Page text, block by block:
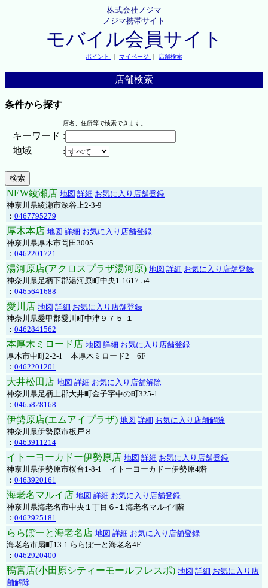
株式会社ノジマ
ノジマ携帯サイト
モバイル会員サイト
ポイント ｜ マイページ ｜ 店舗検索
店舗検索
条件から探す
店名、住所等で検索できます。
キーワード :
地域
:
NEW綾瀬店 地図 詳細 お気に入り店舗登録
神奈川県綾瀬市深谷上2-3-9
： 0467795279
厚木本店 地図 詳細 お気に入り店舗登録
神奈川県厚木市岡田3005
： 0462201721
湯河原店(アクロスプラザ湯河原) 地図 詳細 お気に入り店舗登録
神奈川県足柄下郡湯河原町中央1-1617-54
： 0465641688
愛川店 地図 詳細 お気に入り店舗登録
神奈川県愛甲郡愛川町中津９７５-１
： 0462841562
本厚木ミロード店 地図 詳細 お気に入り店舗登録
厚木市中町2-2-1 本厚木ミロード2 6F
： 0462201201
大井松田店 地図 詳細 お気に入り店舗解除
神奈川県足柄上郡大井町金子字中の町325-1
： 0465828168
伊勢原店(エムアイプラザ) 地図 詳細 お気に入り店舗解除
神奈川県伊勢原市板戸８
： 0463911214
イトーヨーカドー伊勢原店 地図 詳細 お気に入り店舗登録
神奈川県伊勢原市桜台1-8-1 イトーヨーカドー伊勢原4階
： 0463920161
海老名マルイ店 地図 詳細 お気に入り店舗登録
神奈川県海老名市中央１丁目６-１海老名マルイ4階
： 0462925181
ららぽーと海老名店 地図 詳細 お気に入り店舗登録
海老名市扇町13-1 ららぽーと海老名4F
： 0462920400
鴨宮店(小田原シティーモールフレスポ) 地図 詳細 お気に入り店
舗解除